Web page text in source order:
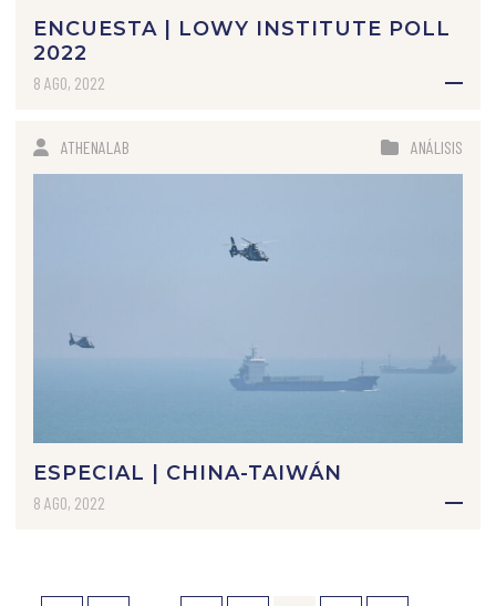
ENCUESTA | LOWY INSTITUTE POLL
2022
8 AGO, 2022
ATHENALAB ANÁLISIS
ESPECIAL | CHINA-TAIWÁN
8 AGO, 2022